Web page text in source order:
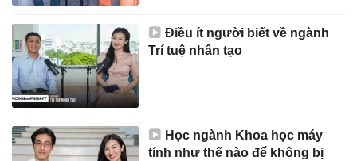
Điều ít người biết về ngành
Trí tuệ nhân tạo
Học ngành Khoa học máy
tính như thế nào để không bị